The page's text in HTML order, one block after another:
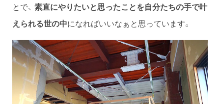
とで、 素直にやりたいと思ったことを自分たちの手で叶
えられる世の中になればいいなぁと思っています。